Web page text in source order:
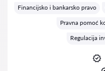
Financijsko i bankarsko pravo
Pravna pomoć
Regulacija